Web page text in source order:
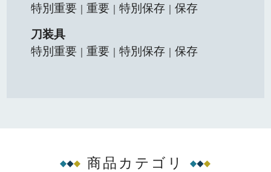
特別重要 ｜重要 ｜特別保存 ｜保存
刀装具
特別重要 ｜重要 ｜特別保存 ｜保存
商品カテゴリ